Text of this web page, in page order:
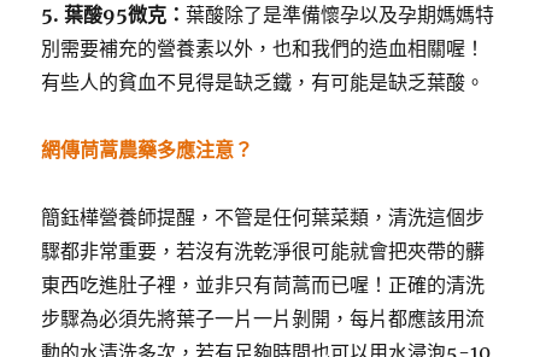
5. 葉酸95微克：葉酸除了是準備懷孕以及孕期媽媽特
別需要補充的營養素以外，也和我們的造血相關喔！
有些人的貧血不見得是缺乏鐵，有可能是缺乏葉酸。
網傳茼蒿農藥多應注意？
簡鈺樺營養師提醒，不管是任何葉菜類，清洗這個步
驟都非常重要，若沒有洗乾淨很可能就會把夾帶的髒
東西吃進肚子裡，並非只有茼蒿而已喔！正確的清洗
步驟為必須先將葉子一片一片剝開，每片都應該用流